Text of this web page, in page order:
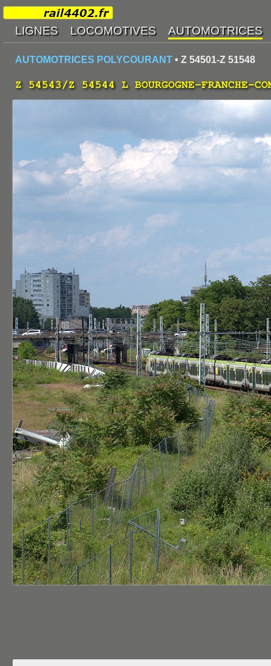
AUTOMOTRICES POLYCOURANT • Z 54501-Z 51548
Z 54543/Z 54544 L BOURGOGNE-FRANCHE-